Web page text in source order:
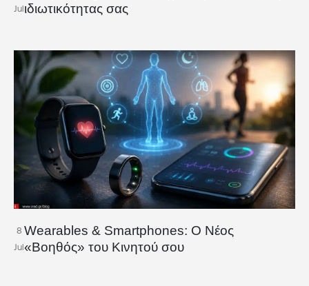
Julιδιωτικότητας σας
8
Jul
Wearables & Smartphones: Ο Νέος
«Βοηθός» του Κινητού σου